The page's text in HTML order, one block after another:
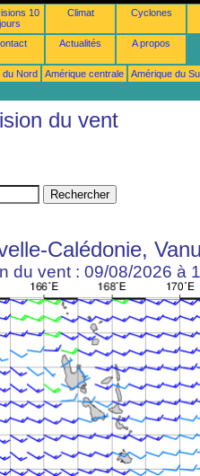
10
jours
Climat Cyclones
Actualités A propos
du Nord Amérique centrale
Amérique du
du vent
Calédonie,
du vent : 09/08/2026 à